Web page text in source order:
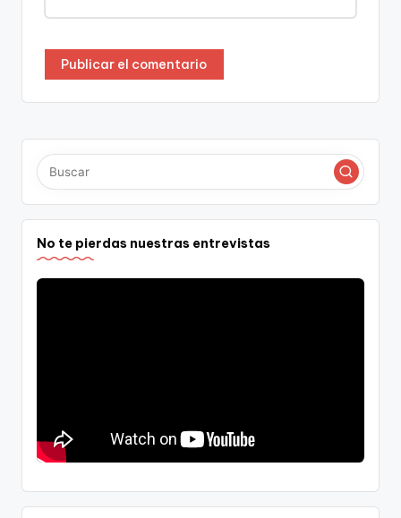
No te pierdas nuestras entrevistas